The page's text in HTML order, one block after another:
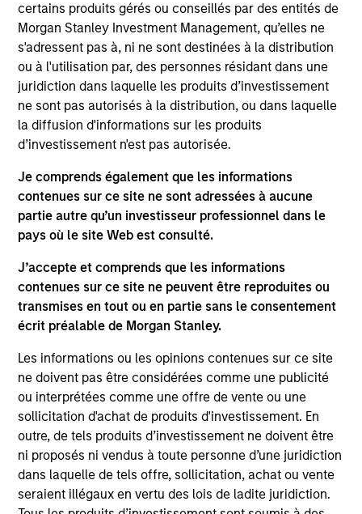
certains produits gérés ou conseillés par des entités de
Morgan Stanley Investment Management, qu’elles ne
s'adressent pas à, ni ne sont destinées à la distribution
ou à l'utilisation par, des personnes résidant dans une
juridiction dans laquelle les produits d’investissement
ne sont pas autorisés à la distribution, ou dans laquelle
la diffusion d'informations sur les produits
d’investissement n'est pas autorisée.
Je comprends également que les informations
contenues sur ce site ne sont adressées à aucune
partie autre qu’un investisseur professionnel dans le
pays où le site Web est consulté.
J’accepte et comprends que les informations
contenues sur ce site ne peuvent être reproduites ou
transmises en tout ou en partie sans le consentement
écrit préalable de Morgan Stanley.
Les informations ou les opinions contenues sur ce site
ne doivent pas être considérées comme une publicité
ou interprétées comme une offre de vente ou une
sollicitation d'achat de produits d'investissement. En
outre, de tels produits d’investissement ne doivent être
ni proposés ni vendus à toute personne d’une juridiction
dans laquelle de tels offre, sollicitation, achat ou vente
seraient illégaux en vertu des lois de ladite juridiction.
As of July 25, 2025. The above is provided for informational
and educational purposes only. There is no guarantee that
the investment mentioned resulted in positive performance
(for realized holdings), or will perform well in the future (for
current holdings). The trademarks and service marks above
are the property of their respective owners. The information
on this website has not been authorized, sponsored, or
otherwise approved by such owners. By clicking on any
links shown here, you agree that you are navigating to a
third party site. We are providing these hyperlinks to you
only as a convenience and the inclusion of any hyperlink is
not and does not imply any endorsement, approval,
information contained in any hyperlinked site. In no event
shall we be responsible for the information contained on
the site or your use of such site.